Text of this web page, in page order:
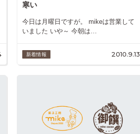
寒い
今日は月曜日ですが。 mikeは営業して
いました いや～ 今朝は…
新着情報 2010.9.13